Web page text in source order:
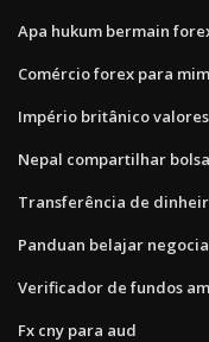
Apa hukum bermain
Comércio forex para mim
Império britânico
Nepal compartilhar
Transferência de
Panduan belajar
Verificador de fundos
Fx cny para aud